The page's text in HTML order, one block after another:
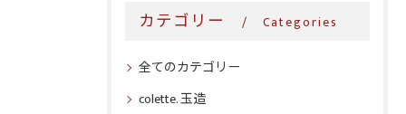
カテゴリー Categories
全てのカテゴリー
colette. 玉造